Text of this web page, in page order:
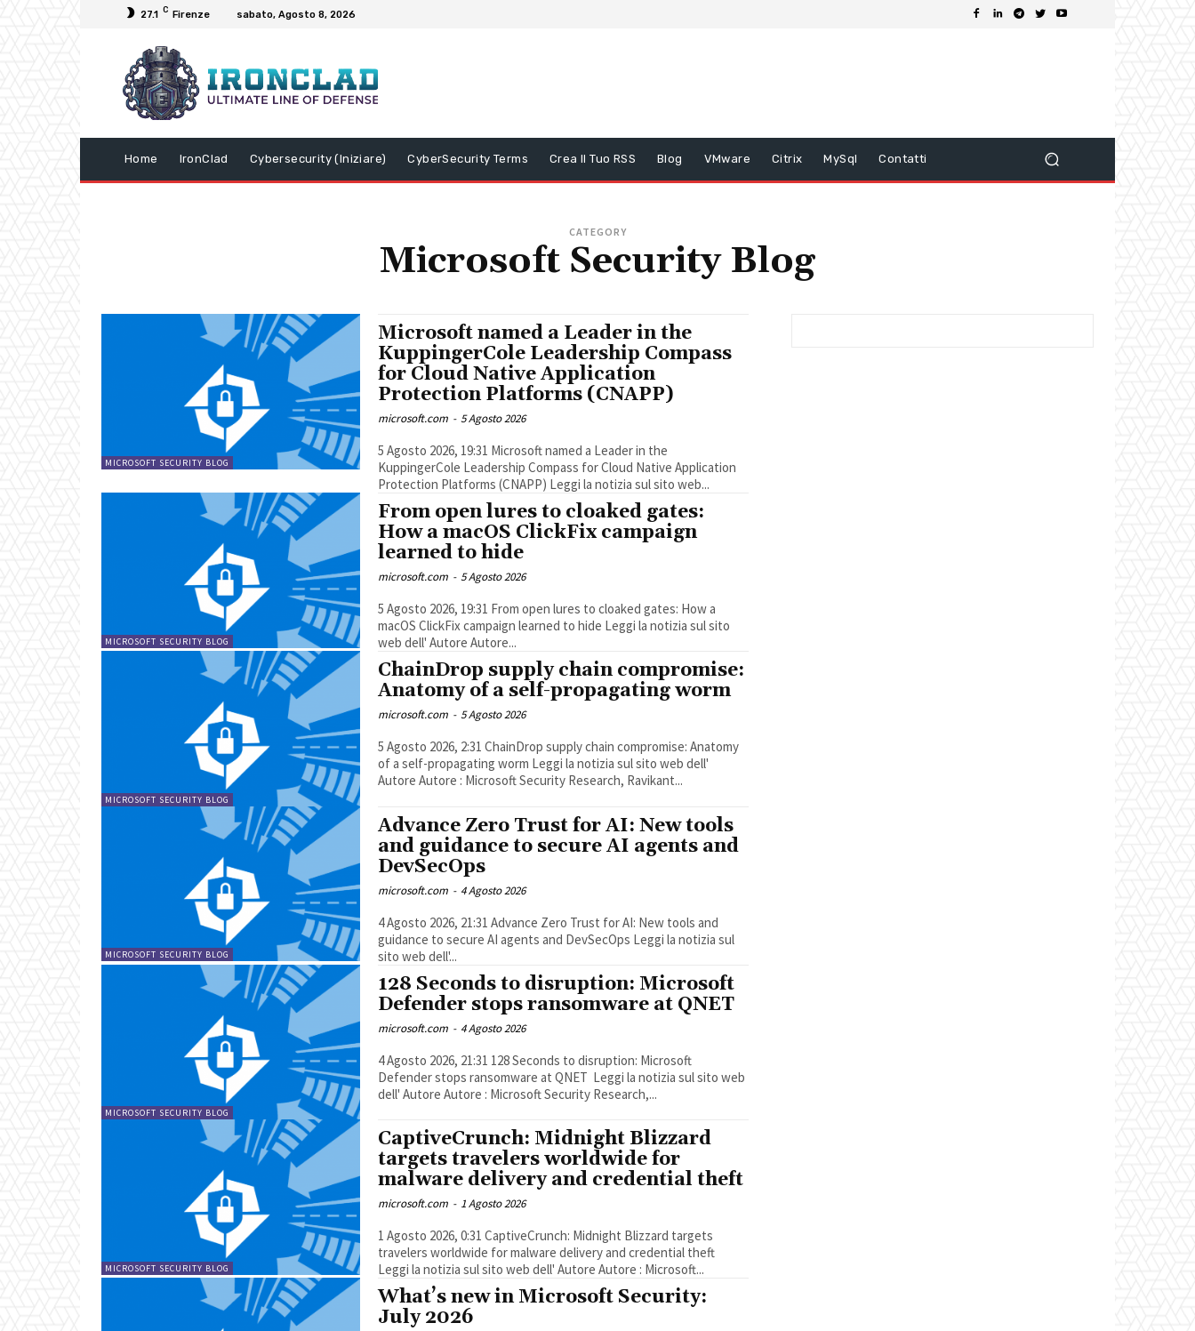
27.1 C Firenze sabato, Agosto 8, 2026
Home IronClad Cybersecurity (Iniziare) CyberSecurity Terms Crea Il Tuo RSS Blog VMware Citrix MySql Contatti
CATEGORY
Microsoft Security Blog
MICROSOFT SECURITY BLOG
​​Microsoft named a Leader in the
KuppingerCole Leadership Compass
for Cloud Native Application
Protection Platforms (CNAPP)
microsoft.com - 5 Agosto 2026
5 Agosto 2026, 19:31 ​​Microsoft named a Leader in the
KuppingerCole Leadership Compass for Cloud Native Application
Protection Platforms (CNAPP) Leggi la notizia sul sito web...
MICROSOFT SECURITY BLOG
From open lures to cloaked gates:
How a macOS ClickFix campaign
learned to hide
microsoft.com - 5 Agosto 2026
5 Agosto 2026, 19:31 From open lures to cloaked gates: How a
macOS ClickFix campaign learned to hide Leggi la notizia sul sito
web dell' Autore Autore...
MICROSOFT SECURITY BLOG
ChainDrop supply chain compromise:
Anatomy of a self-propagating worm
microsoft.com - 5 Agosto 2026
5 Agosto 2026, 2:31 ChainDrop supply chain compromise: Anatomy
of a self-propagating worm Leggi la notizia sul sito web dell'
Autore Autore : Microsoft Security Research, Ravikant...
MICROSOFT SECURITY BLOG
Advance Zero Trust for AI: New tools
and guidance to secure AI agents and
DevSecOps
microsoft.com - 4 Agosto 2026
4 Agosto 2026, 21:31 Advance Zero Trust for AI: New tools and
guidance to secure AI agents and DevSecOps Leggi la notizia sul
sito web dell'...
MICROSOFT SECURITY BLOG
128 Seconds to disruption: Microsoft
Defender stops ransomware at QNET
microsoft.com - 4 Agosto 2026
4 Agosto 2026, 21:31 128 Seconds to disruption: Microsoft
Defender stops ransomware at QNET Leggi la notizia sul sito web
dell' Autore Autore : Microsoft Security Research,...
MICROSOFT SECURITY BLOG
CaptiveCrunch: Midnight Blizzard
targets travelers worldwide for
malware delivery and credential theft
microsoft.com - 1 Agosto 2026
1 Agosto 2026, 0:31 CaptiveCrunch: Midnight Blizzard targets
travelers worldwide for malware delivery and credential theft
Leggi la notizia sul sito web dell' Autore Autore : Microsoft...
​​​​What’s new in Microsoft Security:
July 2026